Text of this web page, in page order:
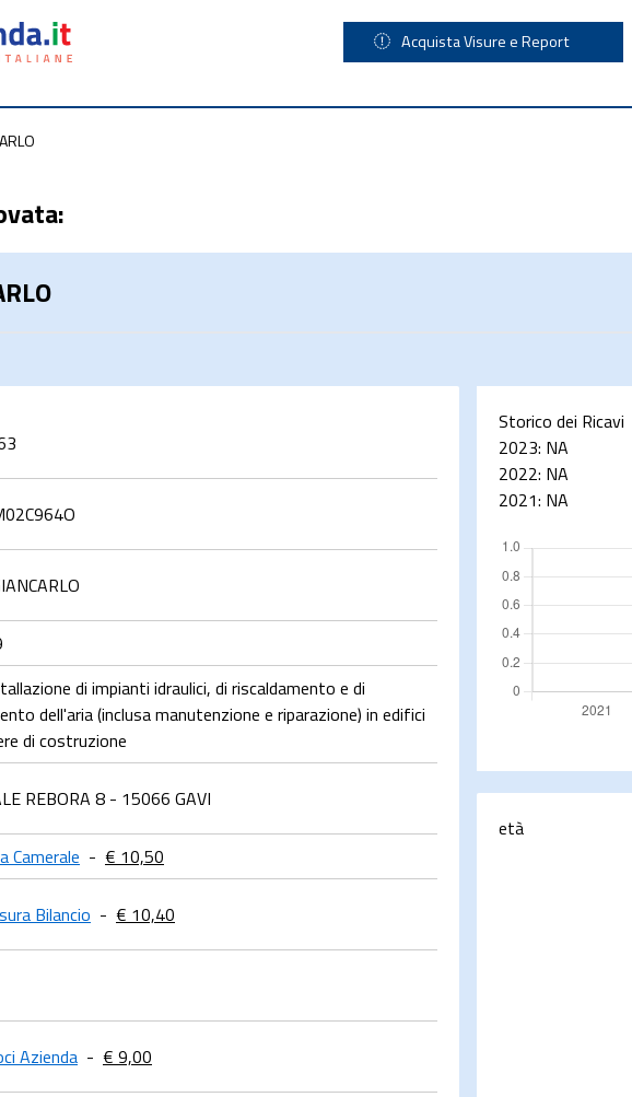
Acquista Visure e Report
di impianti idraulici, di riscaldamento e di
dell'aria (inclusa manutenzione e riparazione) in edifici
di costruzione
REBORA 8 - 15066 GAVI
Camerale - € 10,50
Bilancio - € 10,40
Azienda - € 9,00
Storico dei Ricavi
2023: NA
2022: NA
2021: NA
età